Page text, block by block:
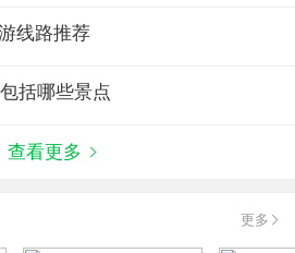
线路推荐
括哪些景点
查看更多
更多